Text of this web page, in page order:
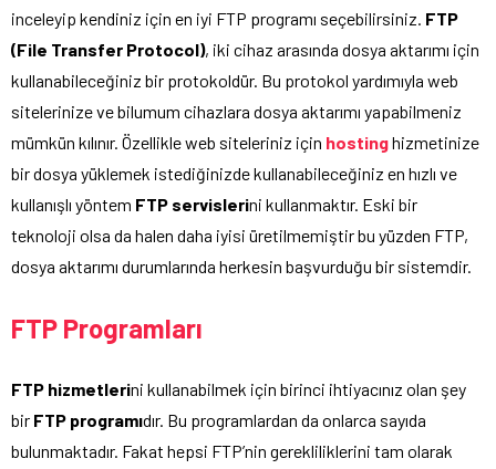
inceleyip kendiniz için en iyi FTP programı seçebilirsiniz. FTP
(File Transfer Protocol), iki cihaz arasında dosya aktarımı için
kullanabileceğiniz bir protokoldür. Bu protokol yardımıyla web
sitelerinize ve bilumum cihazlara dosya aktarımı yapabilmeniz
mümkün kılınır. Özellikle web siteleriniz için hostinghizmetinize
bir dosya yüklemek istediğinizde kullanabileceğiniz en hızlı ve
kullanışlı yöntem FTP servislerini kullanmaktır. Eski bir
teknoloji olsa da halen daha iyisi üretilmemiştir bu yüzden FTP,
dosya aktarımı durumlarında herkesin başvurduğu bir sistemdir.
FTP Programları
FTP hizmetlerini kullanabilmek için birinci ihtiyacınız olan şey
bir FTP programıdır. Bu programlardan da onlarca sayıda
bulunmaktadır. Fakat hepsi FTP’nin gerekliliklerini tam olarak